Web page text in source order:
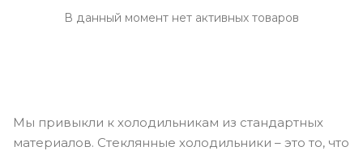
В данный момент нет активных товаров
Мы привыкли к холодильникам из стандартных
материалов. Стеклянные холодильники – это то, что